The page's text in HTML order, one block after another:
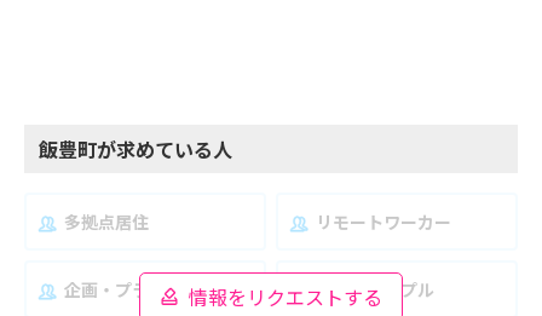
飯豊町が求めている人
情報をリクエストする
多拠点居住 リモートワーカー
企画・プランナー 夫婦・カップル